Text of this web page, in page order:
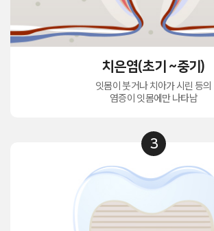
치은염(초기 ~중기)
잇몸이 붓거나 치아가 시린 등의
염증이 잇몸에만 나타남
3